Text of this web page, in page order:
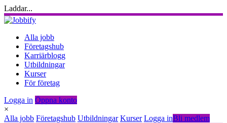
Laddar...
Alla jobb
Företagshub
Karriärblogg
Utbildningar
Kurser
För företag
Logga in Öppna konto
×
Alla jobb Företagshub Utbildningar Kurser Logga inBli medlem